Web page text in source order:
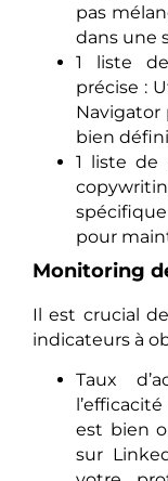
pas
dans une
1 liste
précise :
Navigator
bien
1 liste de
pour
Monitoring
Il est crucial
indicateurs à
Taux
est bien
sur